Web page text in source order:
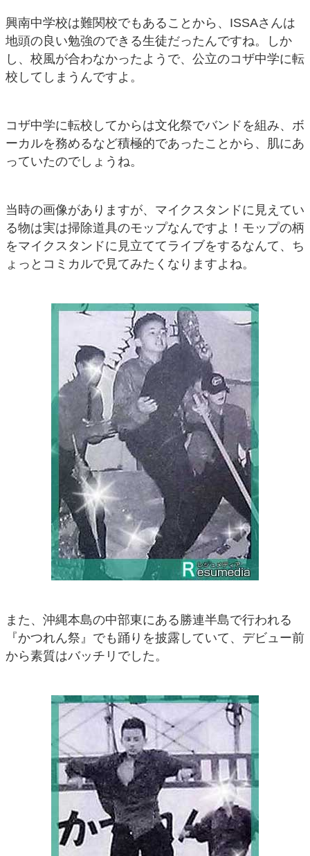
興南中学校は難関校でもあることから、ISSAさんは
地頭の良い勉強のできる生徒だったんですね。しか
し、校風が合わなかったようで、公立のコザ中学に転
校してしまうんですよ。
コザ中学に転校してからは文化祭でバンドを組み、ボ
ーカルを務めるなど積極的であったことから、肌にあ
っていたのでしょうね。
当時の画像がありますが、マイクスタンドに見えてい
る物は実は掃除道具のモップなんですよ！モップの柄
をマイクスタンドに見立ててライブをするなんて、ち
ょっとコミカルで見てみたくなりますよね。
また、沖縄本島の中部東にある勝連半島で行われる
『かつれん祭』でも踊りを披露していて、デビュー前
から素質はバッチリでした。